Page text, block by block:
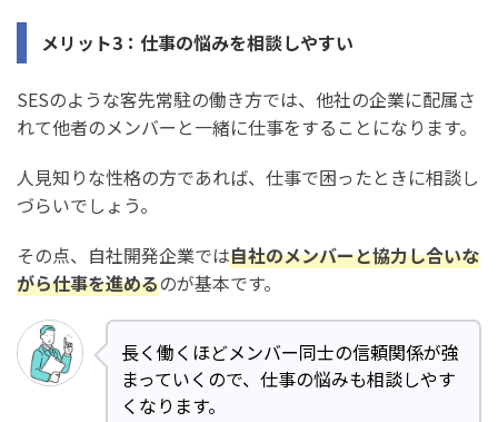
メリット3：仕事の悩みを相談しやすい
SESのような客先常駐の働き方では、他社の企業に配属さ
れて他者のメンバーと一緒に仕事をすることになります。
人見知りな性格の方であれば、仕事で困ったときに相談し
づらいでしょう。
その点、自社開発企業では自社のメンバーと協力し合いな
がら仕事を進めるのが基本です。
長く働くほどメンバー同士の信頼関係が強
まっていくので、仕事の悩みも相談しやす
くなります。